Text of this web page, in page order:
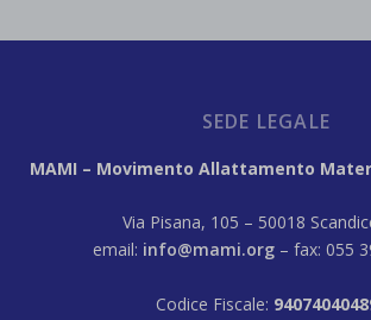
SEDE LEGALE
MAMI – Movimento Allattamento
Via Pisana, 105 – 50018
email: info@mami.org – fax: 055
Codice Fiscale: